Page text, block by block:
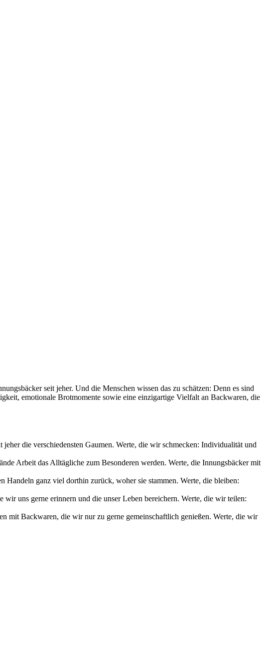
seit jeher. Und die Menschen wissen das zu schätzen: Denn es sind
emotionale Brotmomente sowie eine einzigartige Vielfalt an Backwaren, die
die verschiedensten Gaumen. Werte, die wir schmecken: Individualität und
Arbeit das Alltägliche zum Besonderen werden. Werte, die Innungsbäcker mit
ganz viel dorthin zurück, woher sie stammen. Werte, die bleiben:
uns gerne erinnern und die unser Leben bereichern. Werte, die wir teilen:
mit Backwaren, die wir nur zu gerne gemeinschaftlich genießen. Werte, die wir